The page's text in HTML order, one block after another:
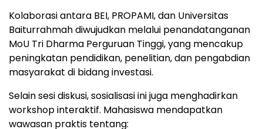
Kolaborasi antara BEI, PROPAMI, dan Universitas
Baiturrahmah diwujudkan melalui penandatanganan
MoU Tri Dharma Perguruan Tinggi, yang mencakup
peningkatan pendidikan, penelitian, dan pengabdian
masyarakat di bidang investasi.
Selain sesi diskusi, sosialisasi ini juga menghadirkan
workshop interaktif. Mahasiswa mendapatkan
wawasan praktis tentang: